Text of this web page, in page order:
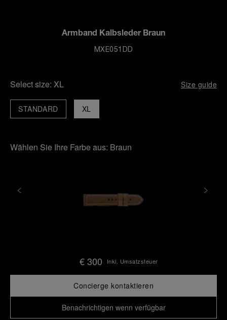
Armband Kalbsleder Braun
MXE051DD
Select size: XL Size guide
XL
STANDARD
Wählen Sie Ihre Farbe aus: Braun
€ 300 Inkl. Umsatzsteuer
Concierge kontaktieren
Benachrichtigen wenn verfügbar